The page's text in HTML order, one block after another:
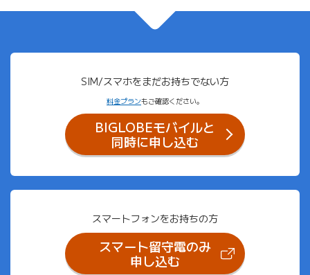
SIM/スマホをまだお持ちでない方
料金プランもご確認ください。
BIGLOBEモバイルと
同時に申し込む
スマートフォンをお持ちの方
スマート留守電のみ
申し込む（新しいタブで開きます）